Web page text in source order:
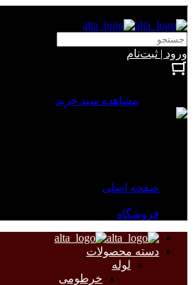
ورود | ثبت‌نام
مشاهده سبد خرید
صفحه اصلی
فروشگاه
دسته محصولات
لوله
خرطومی